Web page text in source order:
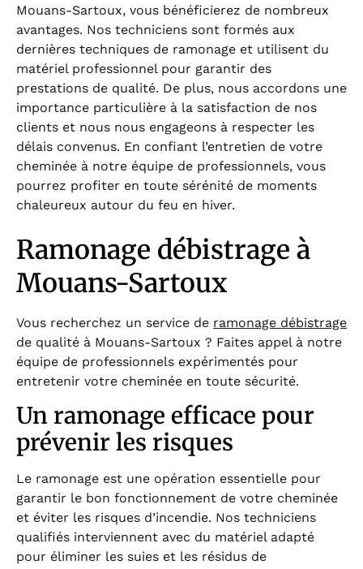
Mouans-Sartoux, vous bénéficierez de nombreux
avantages. Nos techniciens sont formés aux
dernières techniques de ramonage et utilisent du
matériel professionnel pour garantir des
prestations de qualité. De plus, nous accordons une
importance particulière à la satisfaction de nos
clients et nous nous engageons à respecter les
délais convenus. En confiant l’entretien de votre
cheminée à notre équipe de professionnels, vous
pourrez profiter en toute sérénité de moments
chaleureux autour du feu en hiver.
Ramonage débistrage à
Mouans-Sartoux
Vous recherchez un service de ramonage débistrage
de qualité à Mouans-Sartoux ? Faites appel à notre
équipe de professionnels expérimentés pour
entretenir votre cheminée en toute sécurité.
Un ramonage efficace pour
prévenir les risques
Le ramonage est une opération essentielle pour
garantir le bon fonctionnement de votre cheminée
et éviter les risques d’incendie. Nos techniciens
qualifiés interviennent avec du matériel adapté
pour éliminer les suies et les résidus de